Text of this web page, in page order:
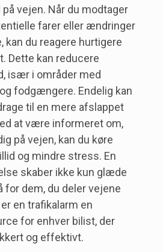
vejen. Når du modtager
farer eller ændringer
kan du reagere hurtigere
Dette kan reducere
især i områder med
fodgængere. Endelig kan
til en mere afslappet
at være informeret om,
på vejen, kan du køre
og mindre stress. En
skaber ikke kun glæde
for dem, du deler vejene
en trafikalarm en
for enhver bilist, der
og effektivt.